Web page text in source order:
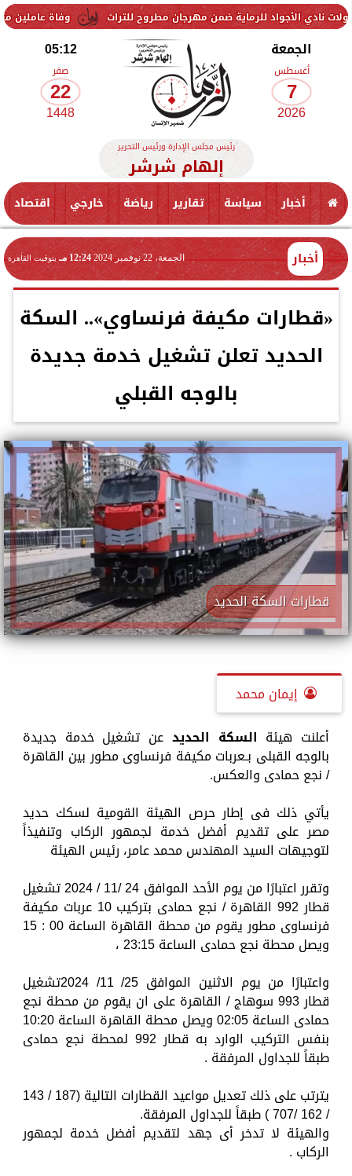
وفاة عاملين متأثرين للرماية ضمن مهرجان مطروح للتراث
الجمعة
أغسطس
7
2026
05:12
صفر
22
1448
رئيس مجلس الإدارة ورئيس التحرير
إلهام شرشر
أخبار سياسة تقارير رياضة خارجي اقتصاد
أخبار الجمعة، 22 نوفمبر 2024 12:24 مـ بتوقيت القاهرة
«قطارات مكيفة فرنساوي».. السكة
الحديد تعلن تشغيل خدمة جديدة
بالوجه القبلي
قطارات السكة الحديد
إيمان محمد
أعلنت هيئة السكة الحديد عن تشغيل خدمة جديدة
بالوجه القبلى بـعربات مكيفة فرنساوى مطور بين القاهرة
/ نجع حمادى والعكس.
يأتي ذلك فى إطار حرص الهيئة القومية لسكك حديد
مصر على تقديم أفضل خدمة لجمهور الركاب وتنفيذاً
لتوجيهات السيد المهندس محمد عامر، رئيس الهيئة
وتقرر اعتبارًا من يوم الأحد الموافق 24 /11 / 2024 تشغيل
قطار 992 القاهرة / نجع حمادى بتركيب 10 عربات مكيفة
فرنساوى مطور يقوم من محطة القاهرة الساعة 00 : 15
ويصل محطة نجع حمادى الساعة 23:15 ،
واعتبارًا من يوم الاثنين الموافق 25/ 11/ 2024تشغيل
قطار 993 سوهاج / القاهرة على ان يقوم من محطة نجع
حمادى الساعة 02:05 ويصل محطة القاهرة الساعة 10:20
بنفس التركيب الوارد به قطار 992 لمحطة نجع حمادى
طبقاً للجداول المرفقة .
يترتب على ذلك تعديل مواعيد القطارات التالية (187 / 143
/ 162 /707 ) طبقاً للجداول المرفقة.
والهيئة لا تدخر أى جهد لتقديم أفضل خدمة لجمهور
الركاب .